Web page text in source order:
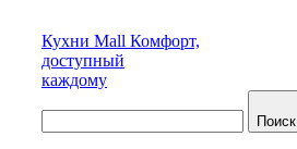
Кухни Mall Комфорт,
доступный
каждому
Поиск